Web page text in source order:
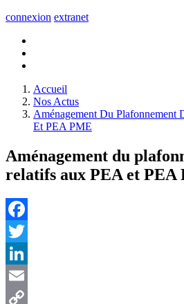
connexion extranet
Accueil
Nos Actus
Aménagement Du Plafonnement
Et PEA PME
Aménagement du
relatifs aux PEA et PEA
Facebook
Twitter
LinkedIn
Email